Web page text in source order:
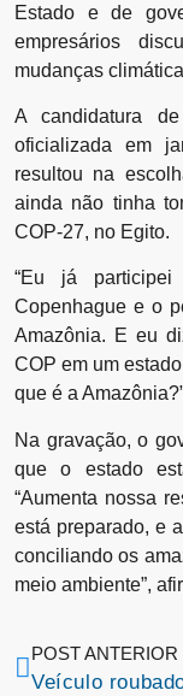
Estado e de
empresários
mudanças
A candidatura
oficializada em
resultou na
ainda não tinha
COP-27, no Egito.
“Eu já
Copenhague e o
Amazônia. E eu
COP em um
que é a
Na gravação, o
que o estado
“Aumenta nossa
está preparado, e
conciliando os
meio ambiente”,
POST ANTERIOR